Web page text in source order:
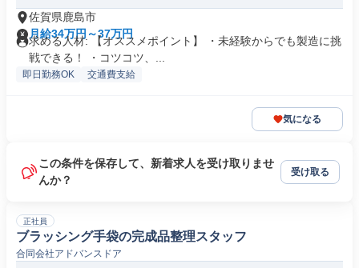
佐賀県鹿島市
月給34万円～37万円
求める人材: 【オススメポイント】 ・未経験からでも製造に挑
戦できる！ ・コツコツ、...
即日勤務OK 交通費支給
気になる
この条件を保存して、新着求人を受け取りませ
んか？
受け取る
正社員
ブラッシング手袋の完成品整理スタッフ
合同会社アドバンスドア